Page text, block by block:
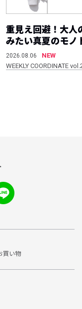
重見え回避！大人
みたい真夏のモノ
2026.08.06
NEW
WEEKLY COORDINATE
買い物